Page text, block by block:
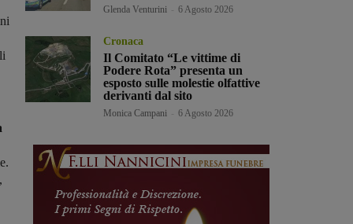
Glenda Venturini 6 Agosto 2026
Cronaca
Il Comitato “Le vittime di
Podere Rota” presenta un
esposto sulle molestie olfattive
derivanti dal sito
Monica Campani 6 Agosto 2026